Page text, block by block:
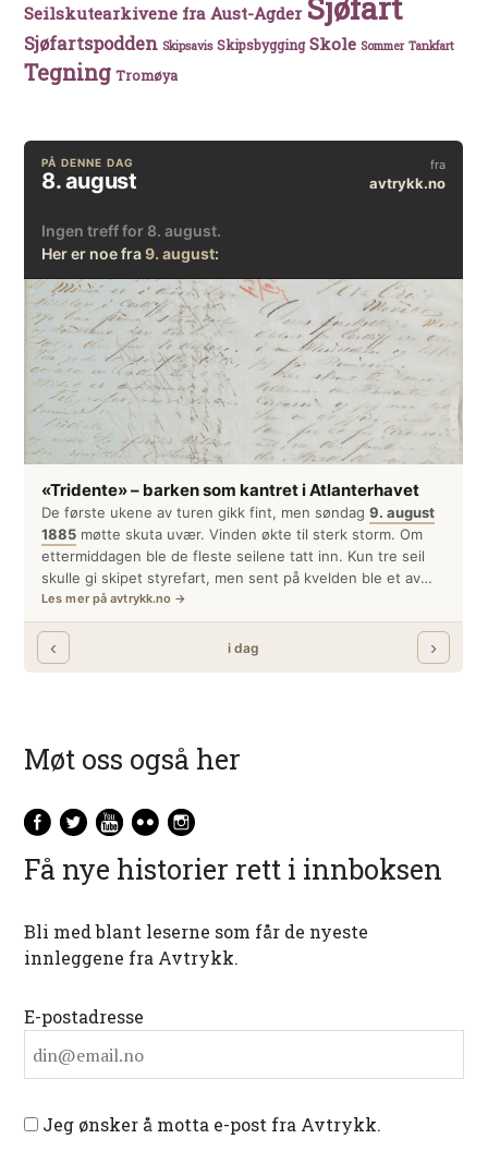
Seilskutearkivene fra Aust-Agder Sjøfart
Sjøfartspodden Skipsavis Skipsbygging Skole Sommer Tankfart
Tegning Tromøya
Møt oss også her
Få nye historier rett i innboksen
Bli med blant leserne som får de nyeste
innleggene fra Avtrykk.
E-postadresse
Jeg ønsker å motta e-post fra Avtrykk.